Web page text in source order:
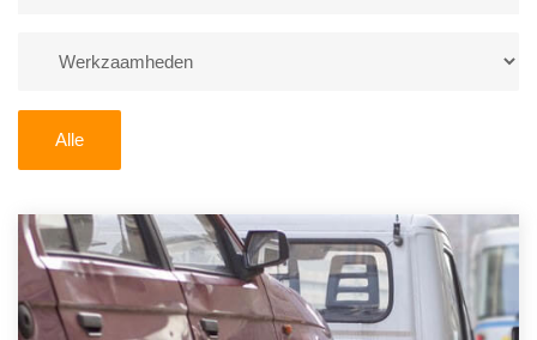
Zoekt u liever naar een sloperij in een andere plaats of
U kunt er ook voor kiezen om direct uw sloopauto te
verkopen en op te laten halen door de Sloopauto
Ophaaldienst van Autosloperijen.nl. Wij kunnen uw
auto gratis ophalen in Houwerzijl. Neem telefonisch
Alle